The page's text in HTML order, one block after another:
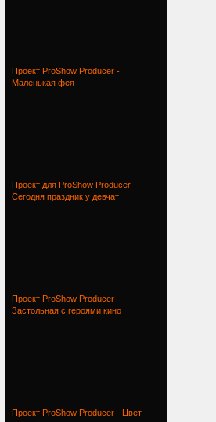
Проект ProShow Producer -
Маленькая фея
Проект для ProShow Producer -
Сегодня праздник у девчат
Проект ProShow Producer -
Застольная с героями кино
Проект ProShow Producer - Цвет